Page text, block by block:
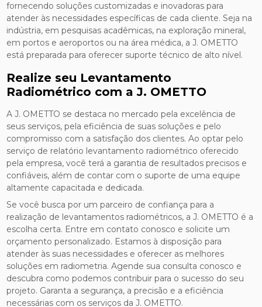
fornecendo soluções customizadas e inovadoras para
atender às necessidades específicas de cada cliente. Seja na
indústria, em pesquisas acadêmicas, na exploração mineral,
em portos e aeroportos ou na área médica, a J. OMETTO
está preparada para oferecer suporte técnico de alto nível.
Realize seu Levantamento
Radiométrico com a J. OMETTO
A J. OMETTO se destaca no mercado pela excelência de
seus serviços, pela eficiência de suas soluções e pelo
compromisso com a satisfação dos clientes. Ao optar pelo
serviço de relatório levantamento radiométrico oferecido
pela empresa, você terá a garantia de resultados precisos e
confiáveis, além de contar com o suporte de uma equipe
altamente capacitada e dedicada.
Se você busca por um parceiro de confiança para a
realização de levantamentos radiométricos, a J. OMETTO é a
escolha certa. Entre em contato conosco e solicite um
orçamento personalizado. Estamos à disposição para
atender às suas necessidades e oferecer as melhores
soluções em radiometria. Agende sua consulta conosco e
descubra como podemos contribuir para o sucesso do seu
projeto. Garanta a segurança, a precisão e a eficiência
necessárias com os serviços da J. OMETTO.